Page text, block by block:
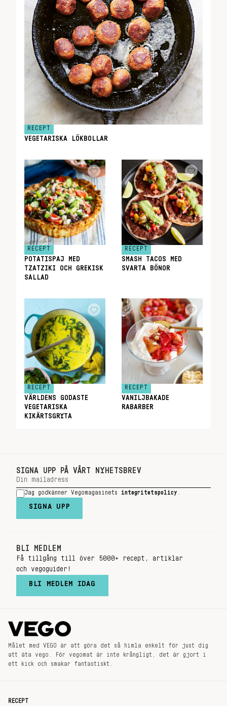
RECEPT
VEGETARISKA LÖKBOLLAR
RECEPT
POTATISPAJ MED
TZATZIKI OCH GREKISK
SALLAD
RECEPT
SMASH TACOS MED
SVARTA BÖNOR
RECEPT
VÄRLDENS GODASTE
VEGETARISKA
KIKÄRTSGRYTA
RECEPT
VANILJBAKADE
RABARBER
SIGNA UPP PÅ VÅRT NYHETSBREV
Jag godkänner Vegomagasinets integritetspolicy
SIGNA UPP
BLI MEDLEM
Få tillgång till över 5000+ recept, artiklar
och vegoguider!
BLI MEDLEM IDAG
Målet med VEGO är att göra det så himla enkelt för just dig
att äta vego. För vegomat är inte krångligt, det är gjort i
ett kick och smakar fantastiskt.
RECEPT